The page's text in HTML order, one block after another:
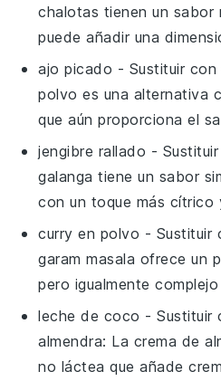
chalotas tienen un sabor
puede añadir una
ajo picado - Sustituir con
polvo es una alternativa
que aún proporciona el
jengibre rallado -
galanga tiene un sabor
con un toque más cítrico
curry en polvo - Sustituir
garam masala ofrece un
pero igualmente
leche de coco - Sustituir
almendra: La crema de
no láctea que añade